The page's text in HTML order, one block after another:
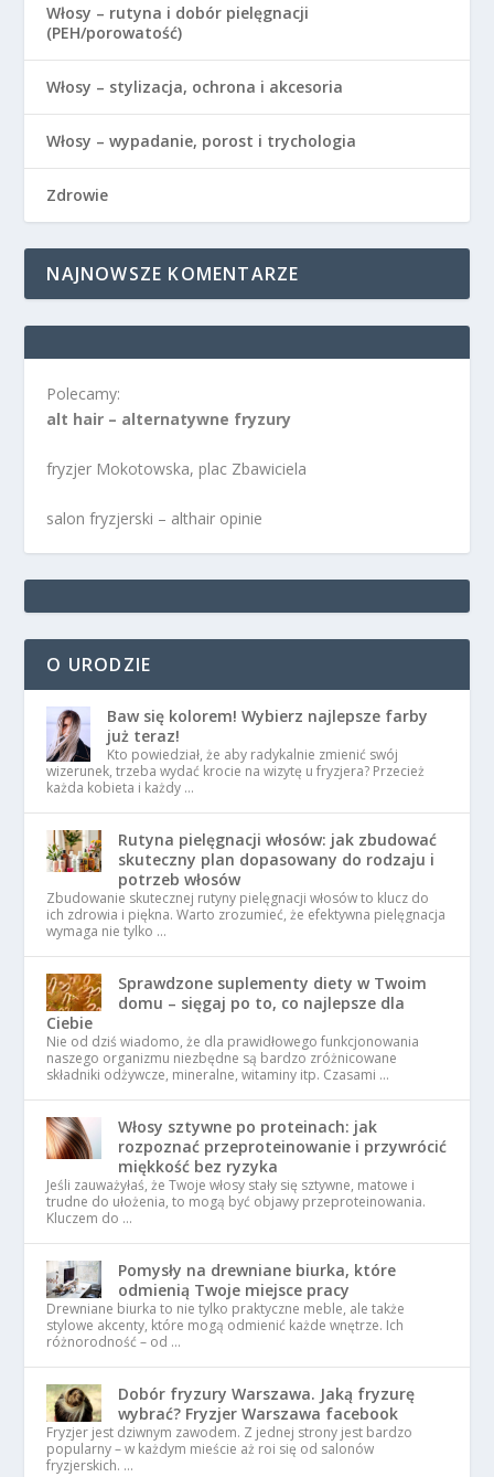
Włosy – rutyna i dobór pielęgnacji
(PEH/porowatość)
Włosy – stylizacja, ochrona i akcesoria
Włosy – wypadanie, porost i trychologia
Zdrowie
NAJNOWSZE KOMENTARZE
Polecamy:
alt hair – alternatywne fryzury
fryzjer Mokotowska, plac Zbawiciela
salon fryzjerski – althair opinie
O URODZIE
Baw się kolorem! Wybierz najlepsze farby
już teraz!
Kto powiedział, że aby radykalnie zmienić swój
wizerunek, trzeba wydać krocie na wizytę u fryzjera? Przecież
każda kobieta i każdy …
Rutyna pielęgnacji włosów: jak zbudować
skuteczny plan dopasowany do rodzaju i
potrzeb włosów
Zbudowanie skutecznej rutyny pielęgnacji włosów to klucz do
ich zdrowia i piękna. Warto zrozumieć, że efektywna pielęgnacja
wymaga nie tylko …
Sprawdzone suplementy diety w Twoim
domu – sięgaj po to, co najlepsze dla
Ciebie
Nie od dziś wiadomo, że dla prawidłowego funkcjonowania
naszego organizmu niezbędne są bardzo zróżnicowane
składniki odżywcze, mineralne, witaminy itp. Czasami …
Włosy sztywne po proteinach: jak
rozpoznać przeproteinowanie i przywrócić
miękkość bez ryzyka
Jeśli zauważyłaś, że Twoje włosy stały się sztywne, matowe i
trudne do ułożenia, to mogą być objawy przeproteinowania.
Kluczem do …
Pomysły na drewniane biurka, które
odmienią Twoje miejsce pracy
Drewniane biurka to nie tylko praktyczne meble, ale także
stylowe akcenty, które mogą odmienić każde wnętrze. Ich
różnorodność – od …
Dobór fryzury Warszawa. Jaką fryzurę
wybrać? Fryzjer Warszawa facebook
Fryzjer jest dziwnym zawodem. Z jednej strony jest bardzo
popularny – w każdym mieście aż roi się od salonów
fryzjerskich. …